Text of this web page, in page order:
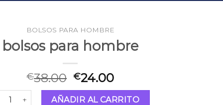
BOLSOS PARA HOMBRE
bolsos para hombre
€38.00 €24.00
para hombre cantidad
AÑADIR AL CARRITO